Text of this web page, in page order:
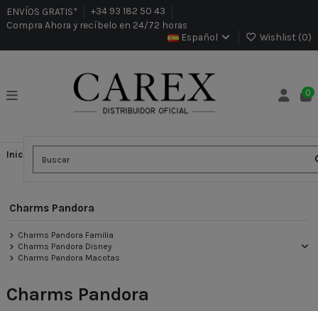
ENVÍOS GRATIS*
+34 93 182 50 43
Compra Ahora y recíbelo en 24/72 horas
Español
Wishlist (0)
0
Inicio
Charms Pandora
Charms Pandora
Charms Pandora Familia
Charms Pandora Disney
Charms Pandora Macotas